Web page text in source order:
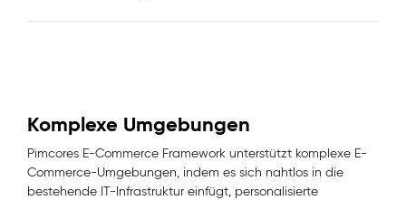
Komplexe Umgebungen
Pimcores E-Commerce Framework unterstützt komplexe E-
Commerce-Umgebungen, indem es sich nahtlos in die
bestehende IT-Infrastruktur einfügt, personalisierte